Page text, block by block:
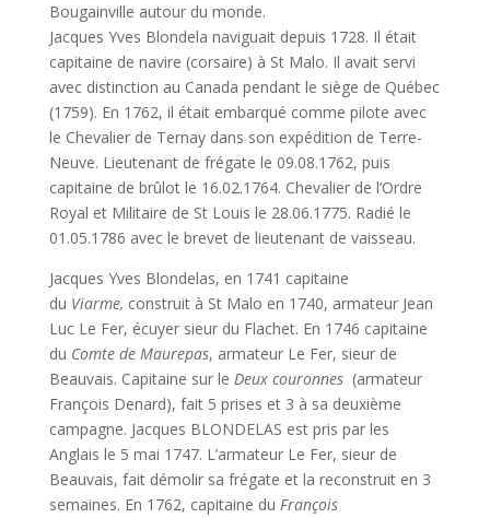
Bougainville autour du monde.
Jacques Yves Blondela naviguait depuis 1728. Il était
capitaine de navire (corsaire) à St Malo. Il avait servi
avec distinction au Canada pendant le siège de Québec
(1759). En 1762, il était embarqué comme pilote avec
le Chevalier de Ternay dans son expédition de Terre-
Neuve. Lieutenant de frégate le 09.08.1762, puis
capitaine de brûlot le 16.02.1764. Chevalier de l’Ordre
Royal et Militaire de St Louis le 28.06.1775. Radié le
01.05.1786 avec le brevet de lieutenant de vaisseau.
Jacques Yves Blondelas, en 1741 capitaine
du Viarme, construit à St Malo en 1740, armateur Jean
Luc Le Fer, écuyer sieur du Flachet. En 1746 capitaine
du Comte de Maurepas, armateur Le Fer, sieur de
Beauvais. Capitaine sur le Deux couronnes(armateur
François Denard), fait 5 prises et 3 à sa deuxième
campagne. Jacques BLONDELAS est pris par les
Anglais le 5 mai 1747. L’armateur Le Fer, sieur de
Beauvais, fait démolir sa frégate et la reconstruit en 3
semaines. En 1762, capitaine du François